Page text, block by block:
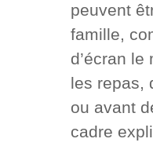
peuvent
famille,
d’écran le
les repas,
ou avant
cadre